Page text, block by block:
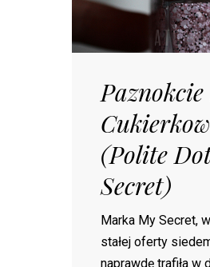
(Polite
Secret)
Marka My Secret,
stałej oferty
naprawdę trafiła